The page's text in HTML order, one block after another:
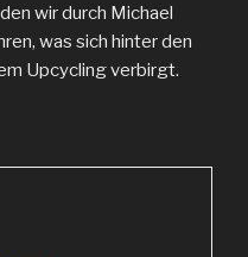
wir durch Michael
was sich hinter den
Upcycling verbirgt.